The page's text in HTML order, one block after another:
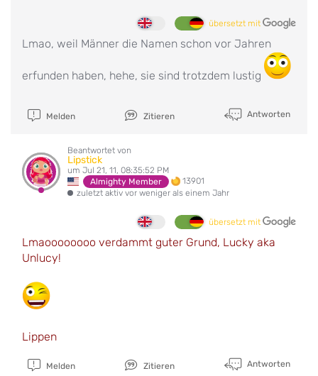
übersetzt mit
Lmao, weil Männer die Namen schon vor Jahren
erfunden haben, hehe, sie sind trotzdem lustig
Melden Zitieren Antworten
Beantwortet von
Lipstick
um Jul 21, 11, 08:35:52 PM
Almighty Member
13901
zuletzt aktiv vor weniger als einem Jahr
übersetzt mit
Lmaoooooooo verdammt guter Grund, Lucky aka
Unlucy!
Lippen
Melden Zitieren Antworten